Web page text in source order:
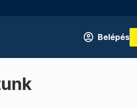
Belépés